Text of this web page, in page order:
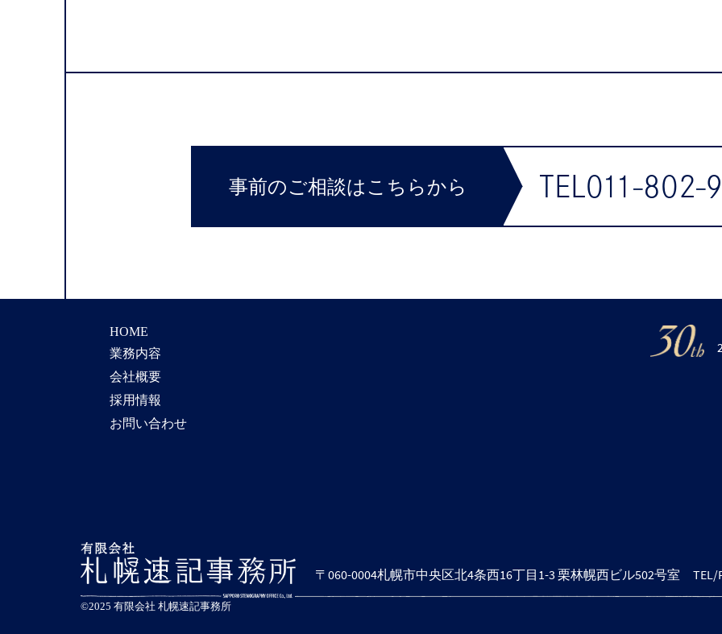
事前のご相談はこちらから TEL011-802-
HOME
業務内容
会社概要
採用情報
お問い合わせ
〒060-0004札幌市中央区北4条西16丁目1-3 栗林幌西ビル502号室 TEL/
©2025 有限会社 札幌速記事務所